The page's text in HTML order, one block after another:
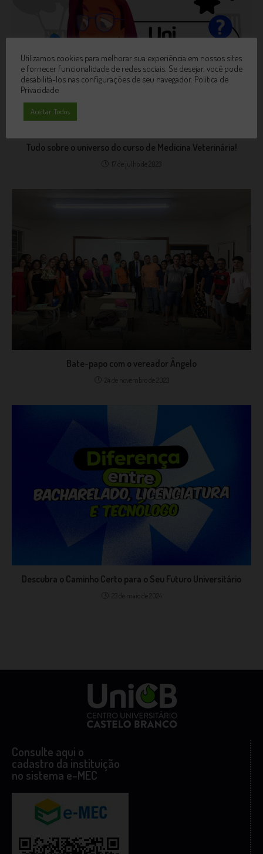
Tudo sobre o universo do curso de Medicina Veterinária!
17 de julho de 2023
Bate-papo com o vereador Ângelo
24 de novembro de 2023
Descubra o Caminho Certo para o Seu Futuro Universitário
23 de maio de 2024
Consulte aqui o
cadastro da instituição
no sistema e-MEC
Utilizamos cookies para melhorar sua experiência em nossos sites
e fornecer funcionalidade de redes sociais. Se desejar, você pode
desabilitá-los nas configurações de seu navegador. Política de
Privacidade
Aceitar Todos